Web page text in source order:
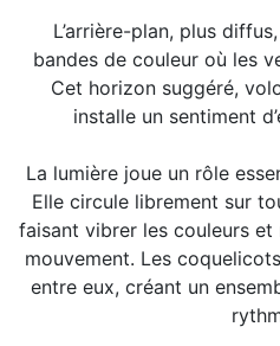
L’arrière-plan, plus
bandes de couleur où les
Cet horizon suggéré,
installe un sentiment
La lumière joue un rôle
Elle circule librement sur
faisant vibrer les couleurs et
mouvement. Les
entre eux, créant un